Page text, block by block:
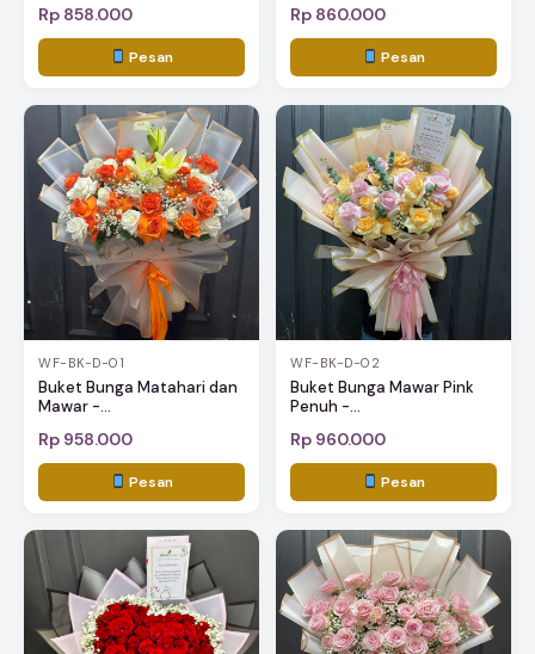
Rp 858.000
Pesan
Rp 860.000
Pesan
WF-BK-D-01
Buket Bunga Matahari dan
Mawar -...
Rp 958.000
Pesan
WF-BK-D-02
Buket Bunga Mawar Pink
Penuh -...
Rp 960.000
Pesan